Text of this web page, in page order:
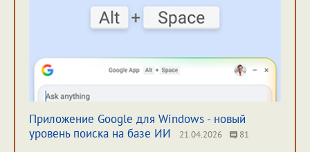
Приложение Google для Windows - новый
уровень поиска на базе ИИ
21.04.2026 81